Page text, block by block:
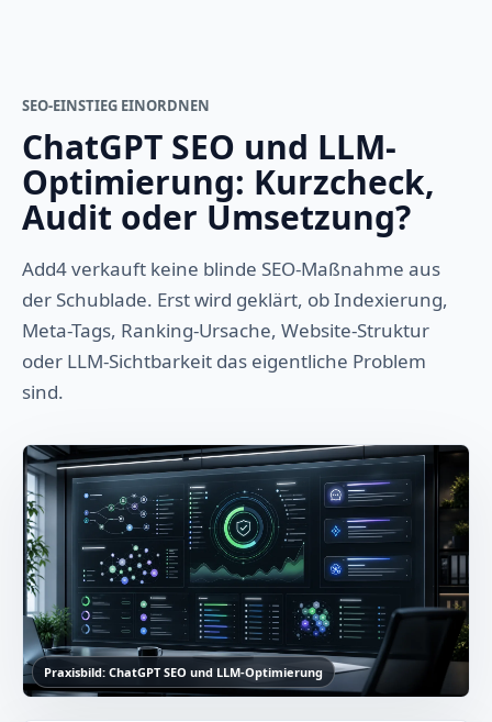
SEO-EINSTIEG EINORDNEN
ChatGPT SEO und LLM-
Optimierung: Kurzcheck,
Audit oder Umsetzung?
Add4 verkauft keine blinde SEO-Maßnahme aus
der Schublade. Erst wird geklärt, ob Indexierung,
Meta-Tags, Ranking-Ursache, Website-Struktur
oder LLM-Sichtbarkeit das eigentliche Problem
sind.
Praxisbild: ChatGPT SEO und LLM-Optimierung